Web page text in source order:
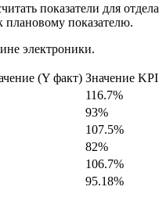
показатели для
плановому показателю.
электроники.
(Y факт) Значение KPI
116.7%
93%
107.5%
82%
106.7%
95.18%